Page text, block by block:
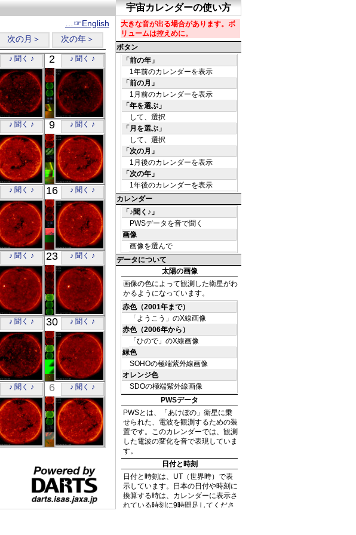
…☞English
次の月＞ 次の年＞
♪ 聞く ♪
「ひので」
00:18:39
X線
2 ♪ 聞く ♪
「ひので」
00:07:09
X線
♪ 聞く ♪
「ひので」
06:15:04
X線
9 ♪ 聞く ♪
「ひので」
05:48:36
X線
♪ 聞く ♪
「ひので」
06:00:36
X線
16 ♪ 聞く ♪
「ひので」
06:19:06
X線
♪ 聞く ♪
「ひので」
05:43:07
X線
23 ♪ 聞く ♪
「ひので」
06:02:06
X線
♪ 聞く ♪
「ひので」
18:02:08
X線
30 ♪ 聞く ♪
「ひので」
05:47:38
X線
♪ 聞く ♪ 6 ♪ 聞く ♪
X線